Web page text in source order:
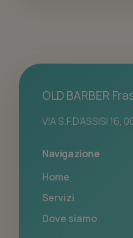
OLD BARBER
VIA S.F.D'ASSISI 16,
Navigazione
Home
Servizi
Dove siamo